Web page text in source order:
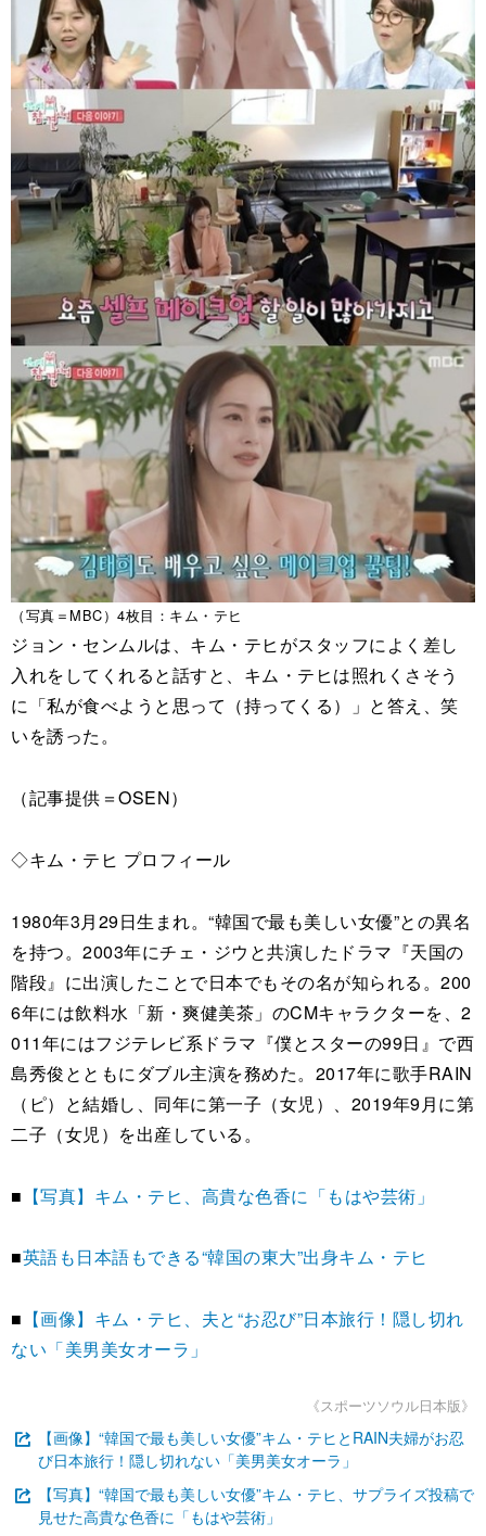
（写真＝MBC）4枚目：キム・テヒ
ジョン・センムルは、キム・テヒがスタッフによく差し
入れをしてくれると話すと、キム・テヒは照れくさそう
に「私が食べようと思って（持ってくる）」と答え、笑
いを誘った。
（記事提供＝OSEN）
◇キム・テヒ プロフィール
1980年3月29日生まれ。“韓国で最も美しい女優”との異名
を持つ。2003年にチェ・ジウと共演したドラマ『天国の
階段』に出演したことで日本でもその名が知られる。200
6年には飲料水「新・爽健美茶」のCMキャラクターを、2
011年にはフジテレビ系ドラマ『僕とスターの99日』で西
島秀俊とともにダブル主演を務めた。2017年に歌手RAIN
（ピ）と結婚し、同年に第一子（女児）、2019年9月に第
二子（女児）を出産している。
■ 【写真】キム・テヒ、高貴な色香に「もはや芸術」
■英語も日本語もできる“韓国の東大”出身キム・テヒ
■ 【画像】キム・テヒ、夫と“お忍び”日本旅行！隠し切れ
ない「美男美女オーラ」
《スポーツソウル日本版》
【画像】“韓国で最も美しい女優”キム・テヒとRAIN夫婦がお忍
び日本旅行！隠し切れない「美男美女オーラ」
【写真】“韓国で最も美しい女優”キム・テヒ、サプライズ投稿で
見せた高貴な色香に「もはや芸術」